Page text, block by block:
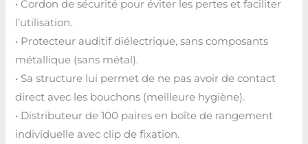
• Cordon de sécurité pour éviter les pertes et faciliter
l’utilisation.
• Protecteur auditif diélectrique, sans composants
métallique (sans métal).
• Sa structure lui permet de ne pas avoir de contact
direct avec les bouchons (meilleure hygiène).
• Distributeur de 100 paires en boîte de rangement
individuelle avec clip de fixation.